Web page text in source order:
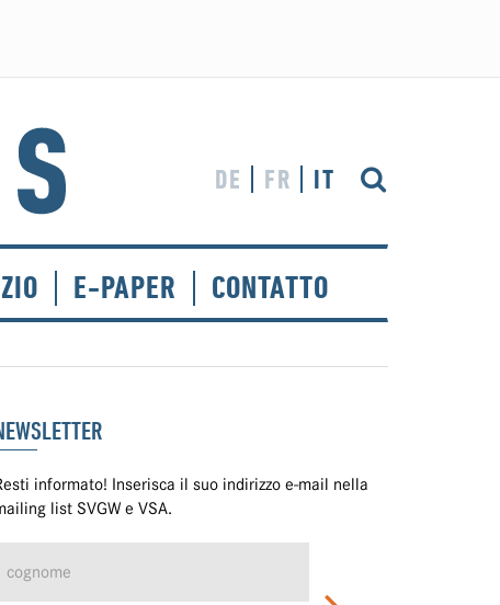
DE FR IT
E-PAPER CONTATTO
informato! Inserisca il suo indirizzo e-mail nella
list SVGW e VSA.